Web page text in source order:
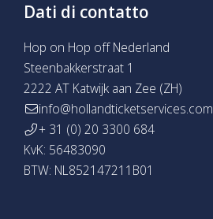
Dati di contatto
Hop on Hop off Nederland
Steenbakkerstraat 1
2222 AT Katwijk aan Zee (ZH)
info@hollandticketservices.com
+ 31 (0) 20 3300 684
KvK: 56483090
BTW: NL852147211B01